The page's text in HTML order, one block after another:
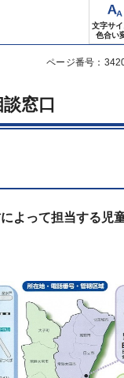
文字サイ
色合い
ページ番号：
窓口
よって担当する児